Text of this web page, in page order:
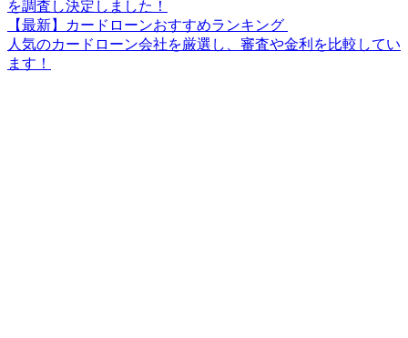
を調査し決定しました！
【最新】カードローンおすすめランキング
人気のカードローン会社を厳選し、審査や金利を比較してい
ます！